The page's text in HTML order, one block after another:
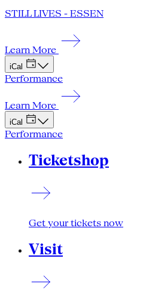
STILL LIVES - ESSEN
Learn More
iCal
Performance
Learn More
iCal
Performance
Ticketshop
Get your tickets now
Visit